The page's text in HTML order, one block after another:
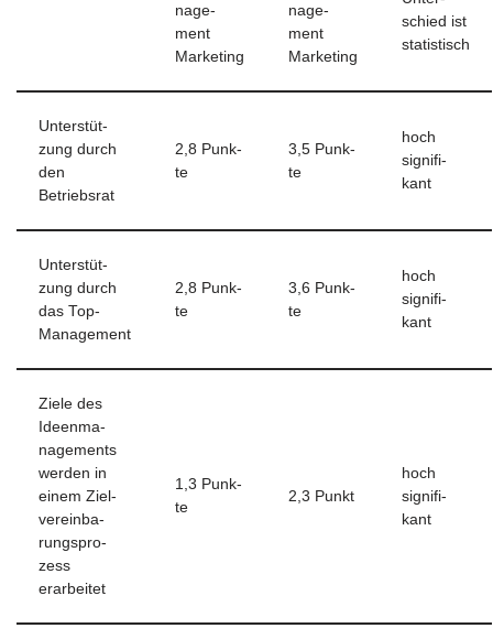
nage­
ment
Marketing
nage­
ment
Marketing
schied ist
statistisch
Unter­stüt­
zung durch
den
Betriebsrat
2,8 Punk­
te
3,5 Punk­
te
hoch
signi­fi­
kant
Unter­stüt­
zung durch
das Top-
Management
2,8 Punk­
te
3,6 Punk­
te
hoch
signi­fi­
kant
Zie­le des
Ideen­ma­
nage­ments
wer­den in
einem Ziel­
ver­ein­ba­
rungs­pro­
zess
erarbeitet
1,3 Punk­
te
2,3 Punkt
hoch
signi­fi­
kant